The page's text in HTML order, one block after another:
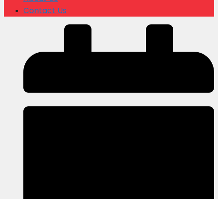
Contact Us